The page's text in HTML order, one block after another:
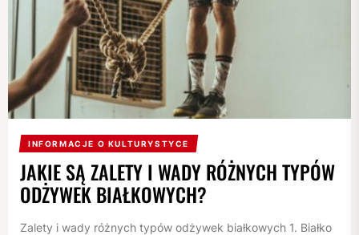
INFORMACJE O KULTURYSTYCE
JAKIE SĄ ZALETY I WADY RÓŻNYCH TYPÓW
ODŻYWEK BIAŁKOWYCH?
Zalety i wady różnych typów odżywek białkowych 1. Białko